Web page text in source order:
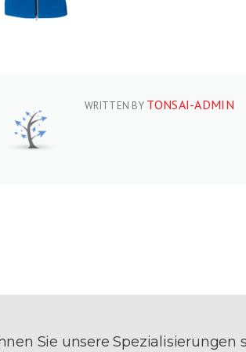
WRITTEN BY TONSAI-ADMIN
Sie unsere Spezialisierungen